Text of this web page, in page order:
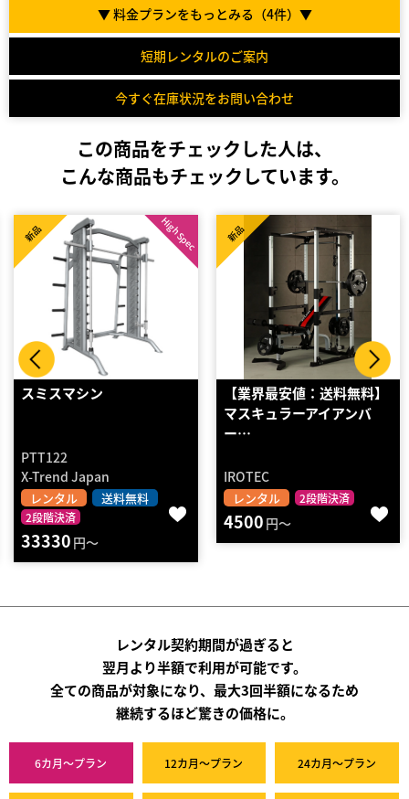
▼ 料金プランをもっとみる（4件）▼
短期レンタルのご案内
今すぐ在庫状況をお問い合わせ
この商品をチェックした人は、
こんな商品もチェックしています。
【業界最安値：送料無料】
IROTEC
レンタル 2段階決済
新品
4500円～
パワーラックPRO ワイド
WILD FIT
レンタル 送料無料
2段階決済
新品
1310円～
レンタル契約期間が過ぎると
翌月より半額で利用が可能です。
全ての商品が対象になり、最大3回半額になるため
継続するほど驚きの価格に。
6カ月～プラン 12カ月～プラン 24カ月～プラン